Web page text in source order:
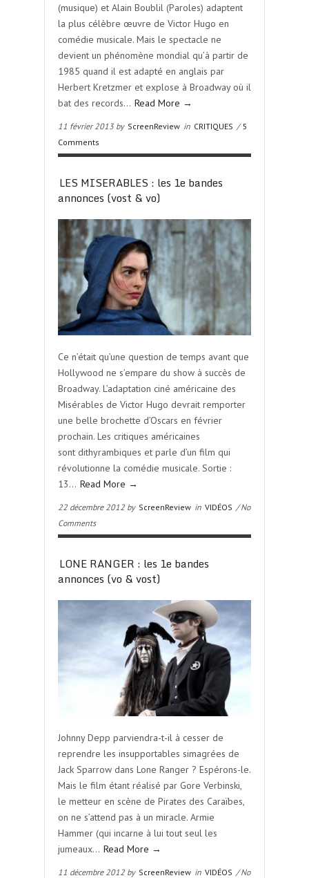
(musique) et Alain Boublil (Paroles) adaptent
la plus célèbre œuvre de Victor Hugo en
comédie musicale. Mais le spectacle ne
devient un phénomène mondial qu’à partir de
1985 quand il est adapté en anglais par
Herbert Kretzmer et explose à Broadway où il
bat des records… Read More →
11 février 2013 by ScreenReview in CRITIQUES /5
Comments
LES MISERABLES : les 1e bandes
annonces (vost & vo)
Ce n’était qu’une question de temps avant que
Hollywood ne s’empare du show à succès de
Broadway. L’adaptation ciné américaine des
Misérables de Victor Hugo devrait remporter
une belle brochette d’Oscars en février
prochain. Les critiques américaines
sont dithyrambiques et parle d’un film qui
révolutionne la comédie musicale. Sortie :
13… Read More →
22 décembre 2012 by ScreenReview in VIDÉOS / No
Comments
LONE RANGER : les 1e bandes
annonces (vo & vost)
Johnny Depp parviendra-t-il à cesser de
reprendre les insupportables simagrées de
Jack Sparrow dans Lone Ranger ? Espérons-le.
Mais le film étant réalisé par Gore Verbinski,
le metteur en scène de Pirates des Caraïbes,
on ne s’attend pas à un miracle. Armie
Hammer (qui incarne à lui tout seul les
jumeaux… Read More →
11 décembre 2012 by ScreenReview in VIDÉOS / No